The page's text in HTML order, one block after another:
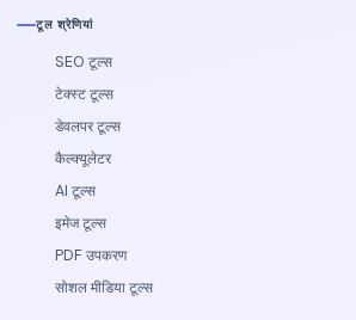
टूल श्रेणियां
SEO टूल्स
टेक्स्ट टूल्स
डेवलपर टूल्स
कैल्‍क्‍यूलेटर
AI टूल्स
इमेज टूल्स
PDF उपकरण
सोशल मीडिया टूल्स